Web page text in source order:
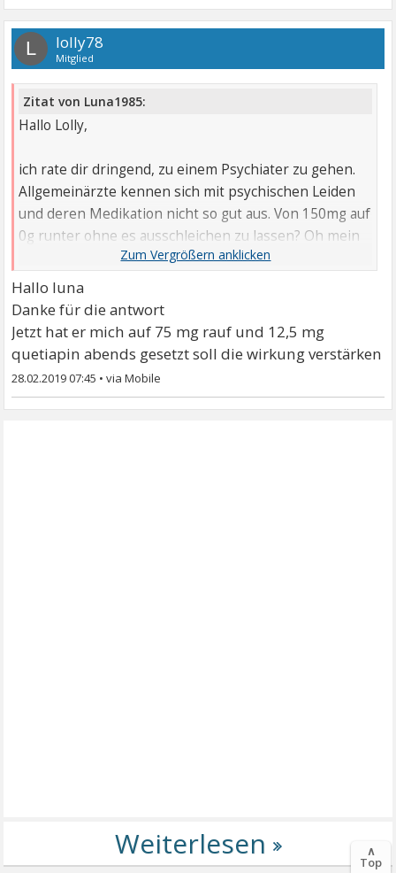
L lolly78
Mitglied
Zitat von Luna1985:
Hallo Lolly,
ich rate dir dringend, zu einem Psychiater zu gehen.
Allgemeinärzte kennen sich mit psychischen Leiden
und deren Medikation nicht so gut aus. Von 150mg auf
0g runter ohne es ausschleichen zu lassen? Oh mein
Gott! Venlafaxin muss man langsam ausschleichen
lassen, wenn es bei dir überhaupt notwendig sein
sollte. Kläre das bitte beim Psychiater.
Alles Gute
Luna
(Ups, hab überlesen, dass du bereits bei einem
Hallo luna
Danke für die antwort
Jetzt hat er mich auf 75 mg rauf und 12,5 mg
quetiapin abends gesetzt soll die wirkung verstärken
28.02.2019 07:45 •
∧
Top